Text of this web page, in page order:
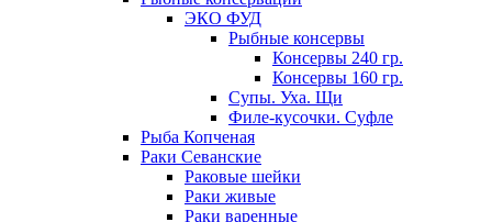
ЭКО ФУД
Рыбные консервы
Консервы 240 гр.
Консервы 160 гр.
Супы. Уха. Щи
Филе-кусочки. Суфле
Рыба Копченая
Раки Севанские
Раковые шейки
Раки живые
Раки варенные